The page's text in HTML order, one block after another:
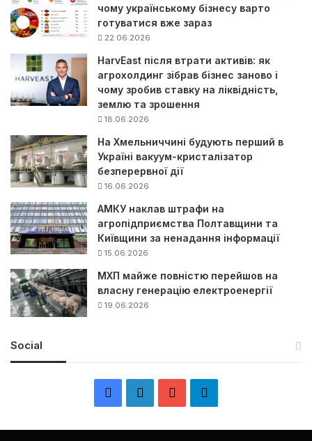
чому українському бізнесу варто
готуватися вже зараз
22.06.2026
HarvEast після втрати активів: як
агрохолдинг зібрав бізнес заново і
чому зробив ставку на ліквідність,
землю та зрошення
18.06.2026
На Хмельниччині будують перший в
Україні вакуум-кристалізатор
безперервної дії
16.06.2026
АМКУ наклав штрафи на
агропідприємства Полтавщини та
Київщини за ненадання інформації
15.06.2026
МХП майже повністю перейшов на
власну генерацію електроенергії
19.06.2026
Social